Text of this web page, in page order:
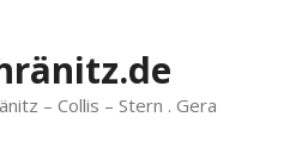
– Collis – Stern . Gera